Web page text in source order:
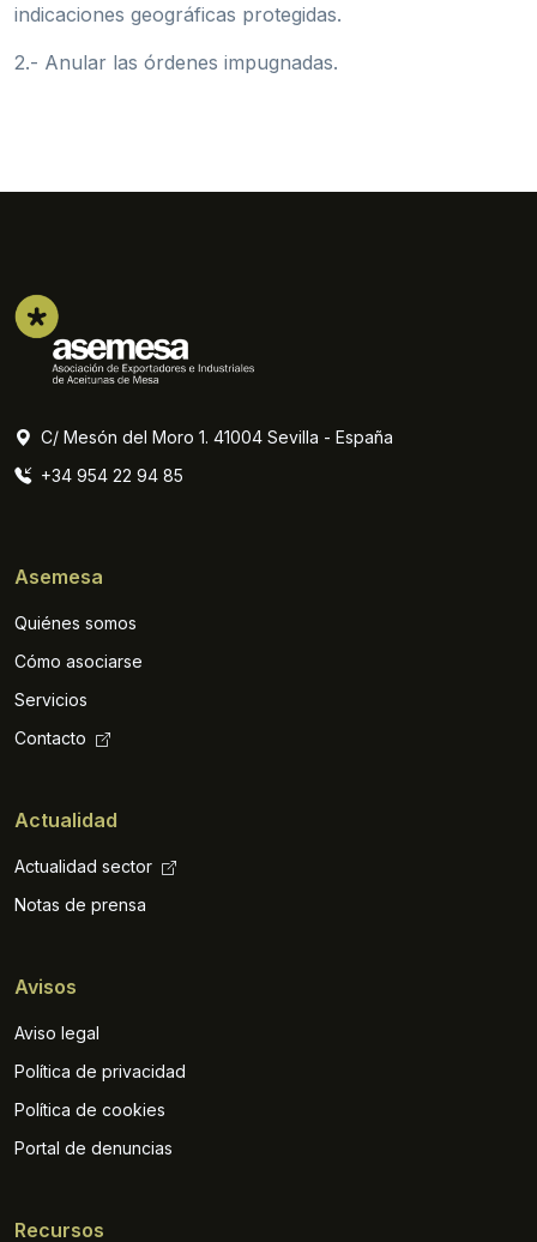
indicaciones geográficas protegidas.
2.- Anular las órdenes impugnadas.
C/ Mesón del Moro 1. 41004 Sevilla - España
+34 954 22 94 85
Asemesa
Quiénes somos
Cómo asociarse
Servicios
Contacto
Actualidad
Actualidad sector
Notas de prensa
Avisos
Aviso legal
Política de privacidad
Política de cookies
Portal de denuncias
Recursos